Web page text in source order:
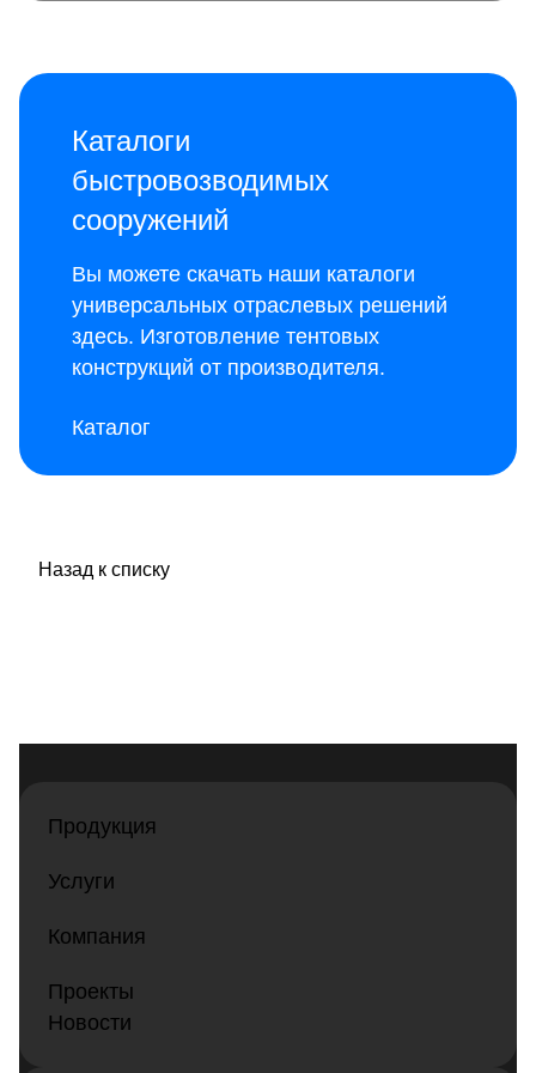
Каталоги
быстровозводимых
сооружений
Вы можете скачать наши каталоги
универсальных отраслевых решений
здесь. Изготовление тентовых
конструкций от производителя.
Каталог
Назад к списку
Продукция
Услуги
Компания
Проекты
Новости